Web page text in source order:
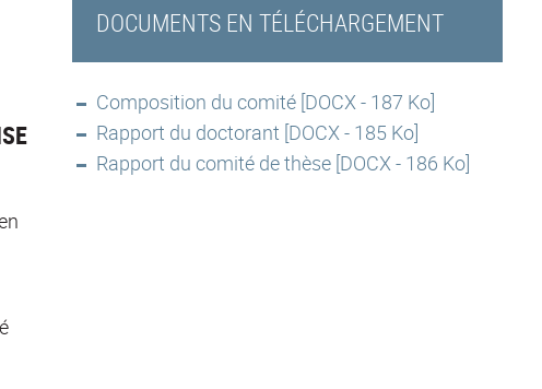
DOCUMENTS EN TÉLÉCHARGEMENT
Composition du comité [DOCX - 187 Ko]
Rapport du doctorant [DOCX - 185 Ko]
Rapport du comité de thèse [DOCX - 186 Ko]